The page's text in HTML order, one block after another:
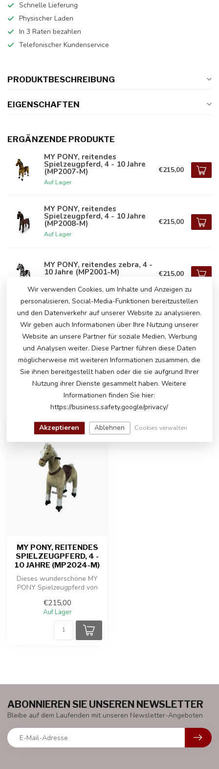
Schnelle Lieferung
Physischer Laden
In 3 Raten bezahlen
Telefonischer Kundenservice
PRODUKTBESCHREIBUNG
EIGENSCHAFTEN
ERGÄNZENDE PRODUKTE
MY PONY, reitendes
Spielzeugpferd, 4 - 10 Jahre
(MP2007-M)
Auf Lager
€215,00
MY PONY, reitendes
Spielzeugpferd, 4 - 10 Jahre
(MP2008-M)
Auf Lager
€215,00
MY PONY, reitendes zebra, 4 -
10 Jahre (MP2001-M) €215,00
HABEN SIE FRAGEN ZU DIESEM
PRODUKT?
Bitte kontaktieren Sie unseren Kundenservice
helfen Ihnen gerne weiter!
ZULETZT ANGESEHEN
MY PONY, REITENDES
SPIELZEUGPFERD, 4 -
10 JAHRE (MP2024-M)
Dieses wunderschöne MY
PONY Spielzeugpferd von
durch eine ...
€215,00
Auf Lager
ABONNIEREN SIE UNSEREN NEWSLETTER
Bleibe auf dem Laufenden mit unseren Newsletter-Angeboten
Wir verwenden Cookies, um Inhalte und Anzeigen zu
personalisieren, Social-Media-Funktionen bereitzustellen
und den Datenverkehr auf unserer Website zu analysieren.
Wir geben auch Informationen über Ihre Nutzung unserer
Website an unsere Partner für soziale Medien, Werbung
und Analysen weiter. Diese Partner führen diese Daten
möglicherweise mit weiteren Informationen zusammen, die
Sie ihnen bereitgestellt haben oder die sie aufgrund Ihrer
Nutzung ihrer Dienste gesammelt haben. Weitere
Informationen finden Sie hier:
https://business.safety.google/privacy/
Akzeptieren Ablehnen Cookies verwalten